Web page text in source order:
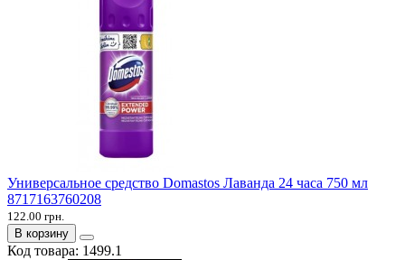
Универсальное средство Domastos Лаванда 24 часа 750 мл
8717163760208
122.00 грн.
В корзину
Код товара: 1499.1